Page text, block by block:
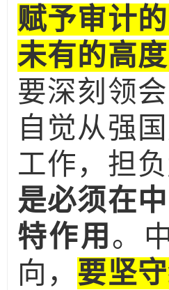
赋予审计
未有的高
要深刻领
自觉从强
工作，担
是必须在
特作用 。
向， 要坚